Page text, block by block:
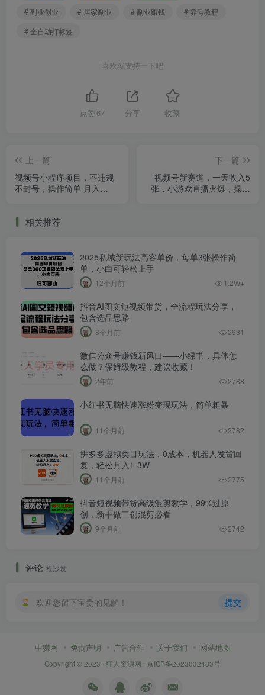
# 副业创业
# 居家副业 # 副业赚钱
# 养号教程
# 全自动打标签
喜欢就支持一下吧
点赞 67 分享 收藏
上一篇
视频号小程序项目，不违规
不封号，操作简单 月入
下一篇
视频号新赛道，一天收入5
张，小游戏直播火爆，操作
相关推荐
2025私域新玩法高客单价，每单3张操作简
单，小白可轻松上手
12个月前 1.2W+
抖音AI图文短视频带货，全流程玩法分享，
包含选品思路
8个月前 2931
微信公众号赚钱新风口——小绿书，具体怎
么做？保姆级教程，建议收藏！
2年前 2788
小红书无脑快速涨粉变现玩法，简单粗暴
11个月前 2782
拼多多虚拟类目玩法，0成本，机器人发货回
复，轻松月入1-3W
11个月前 2775
抖音短视频带货高级混剪教学，99%过原
创，新手做二创混剪必看
9个月前 2742
评论 抢沙发
欢迎您留下宝贵的见解！ 提交
中赚网 免责声明 广告合作 关于我们 网站地图
Copyright © 2023 · 狂人资源网 · 京ICP备2023032483号